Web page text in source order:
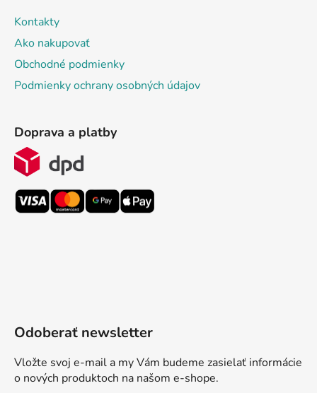
Kontakty
Ako nakupovať
Obchodné podmienky
Podmienky ochrany osobných údajov
Doprava a platby
Odoberať newsletter
Vložte svoj e-mail a my Vám budeme zasielať informácie
o nových produktoch na našom e-shope.